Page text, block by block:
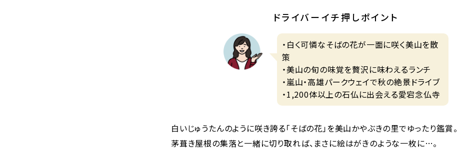
ドライバーイチ押しポイント
・白く可憐なそばの花が一面に咲く美山を散
策
・美山の旬の味覚を贅沢に味わえるランチ
・嵐山・高雄パークウェイで秋の絶景ドライブ
・1,200体以上の石仏に出会える愛宕念仏寺
白いじゅうたんのように咲き誇る「そばの花」を美山かやぶきの里でゆったり鑑賞。
茅葺き屋根の集落と一緒に切り取れば、まさに絵はがきのような一枚に…。